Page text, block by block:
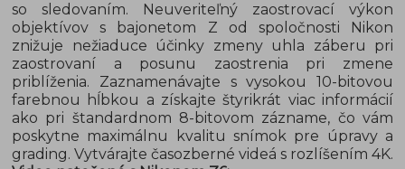
so sledovaním. Neuveriteľný zaostrovací výkon
objektívov s bajonetom Z od spoločnosti Nikon
znižuje nežiaduce účinky zmeny uhla záberu pri
zaostrovaní a posunu zaostrenia pri zmene
priblíženia. Zaznamenávajte s vysokou 10-bitovou
farebnou hĺbkou a získajte štyrikrát viac informácií
ako pri štandardnom 8-bitovom zázname, čo vám
poskytne maximálnu kvalitu snímok pre úpravy a
grading. Vytvárajte časozberné videá s rozlíšením 4K.